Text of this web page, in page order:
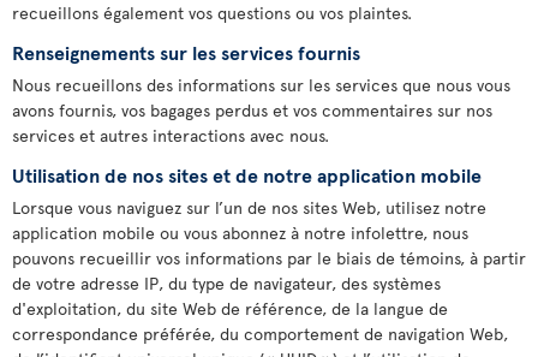
recueillons également vos questions ou vos plaintes.
Renseignements sur les services fournis
Nous recueillons des informations sur les services que nous vous
avons fournis, vos bagages perdus et vos commentaires sur nos
services et autres interactions avec nous.
Utilisation de nos sites et de notre application mobile
Lorsque vous naviguez sur l’un de nos sites Web, utilisez notre
application mobile ou vous abonnez à notre infolettre, nous
pouvons recueillir vos informations par le biais de témoins, à partir
de votre adresse IP, du type de navigateur, des systèmes
d'exploitation, du site Web de référence, de la langue de
correspondance préférée, du comportement de navigation Web,